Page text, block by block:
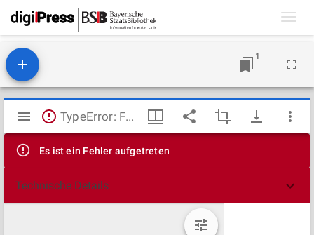
1
Mirador
Viewer
TypeError: Failed to fetch
Es ist ein Fehler aufgetreten
Technische Details